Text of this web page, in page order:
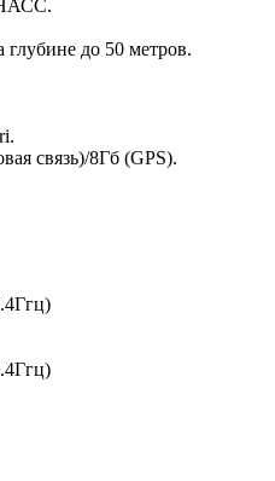
до 50 метров.
связь)/8Гб (GPS).